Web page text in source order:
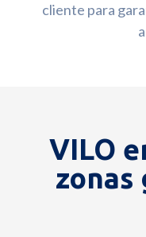
cliente para
VILO
zonas